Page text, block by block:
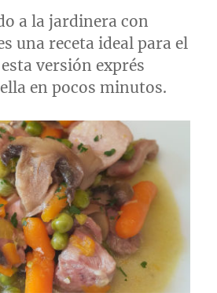
a la jardinera con
una receta ideal para el
versión exprés
en pocos minutos.